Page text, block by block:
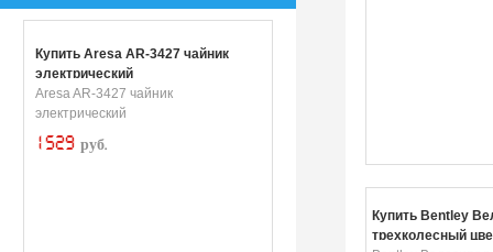
Купить Aresa AR-3427 чайник
электрический
Aresa AR-3427 чайник
электрический
1529 руб.
Купить Bentley
трехколесный